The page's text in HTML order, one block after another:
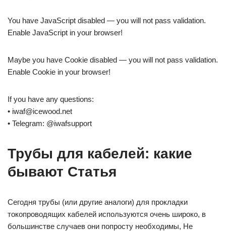
You have JavaScript disabled — you will not pass validation.
Enable JavaScript in your browser!
Maybe you have Cookie disabled — you will not pass validation.
Enable Cookie in your browser!
If you have any questions:
• iwaf@icewood.net
• Telegram: @iwafsupport
Трубы для кабелей: какие
бывают Статья
Сегодня трубы (или другие аналоги) для прокладки
токопроводящих кабелей используются очень широко, в
большинстве случаев они попросту необходимы, Не